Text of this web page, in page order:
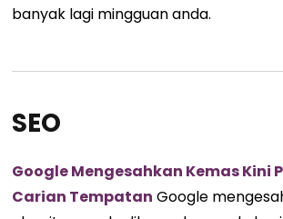
banyak lagi mingguan anda.
SEO
Google Mengesahkan Kemas Kini
Carian Tempatan Google